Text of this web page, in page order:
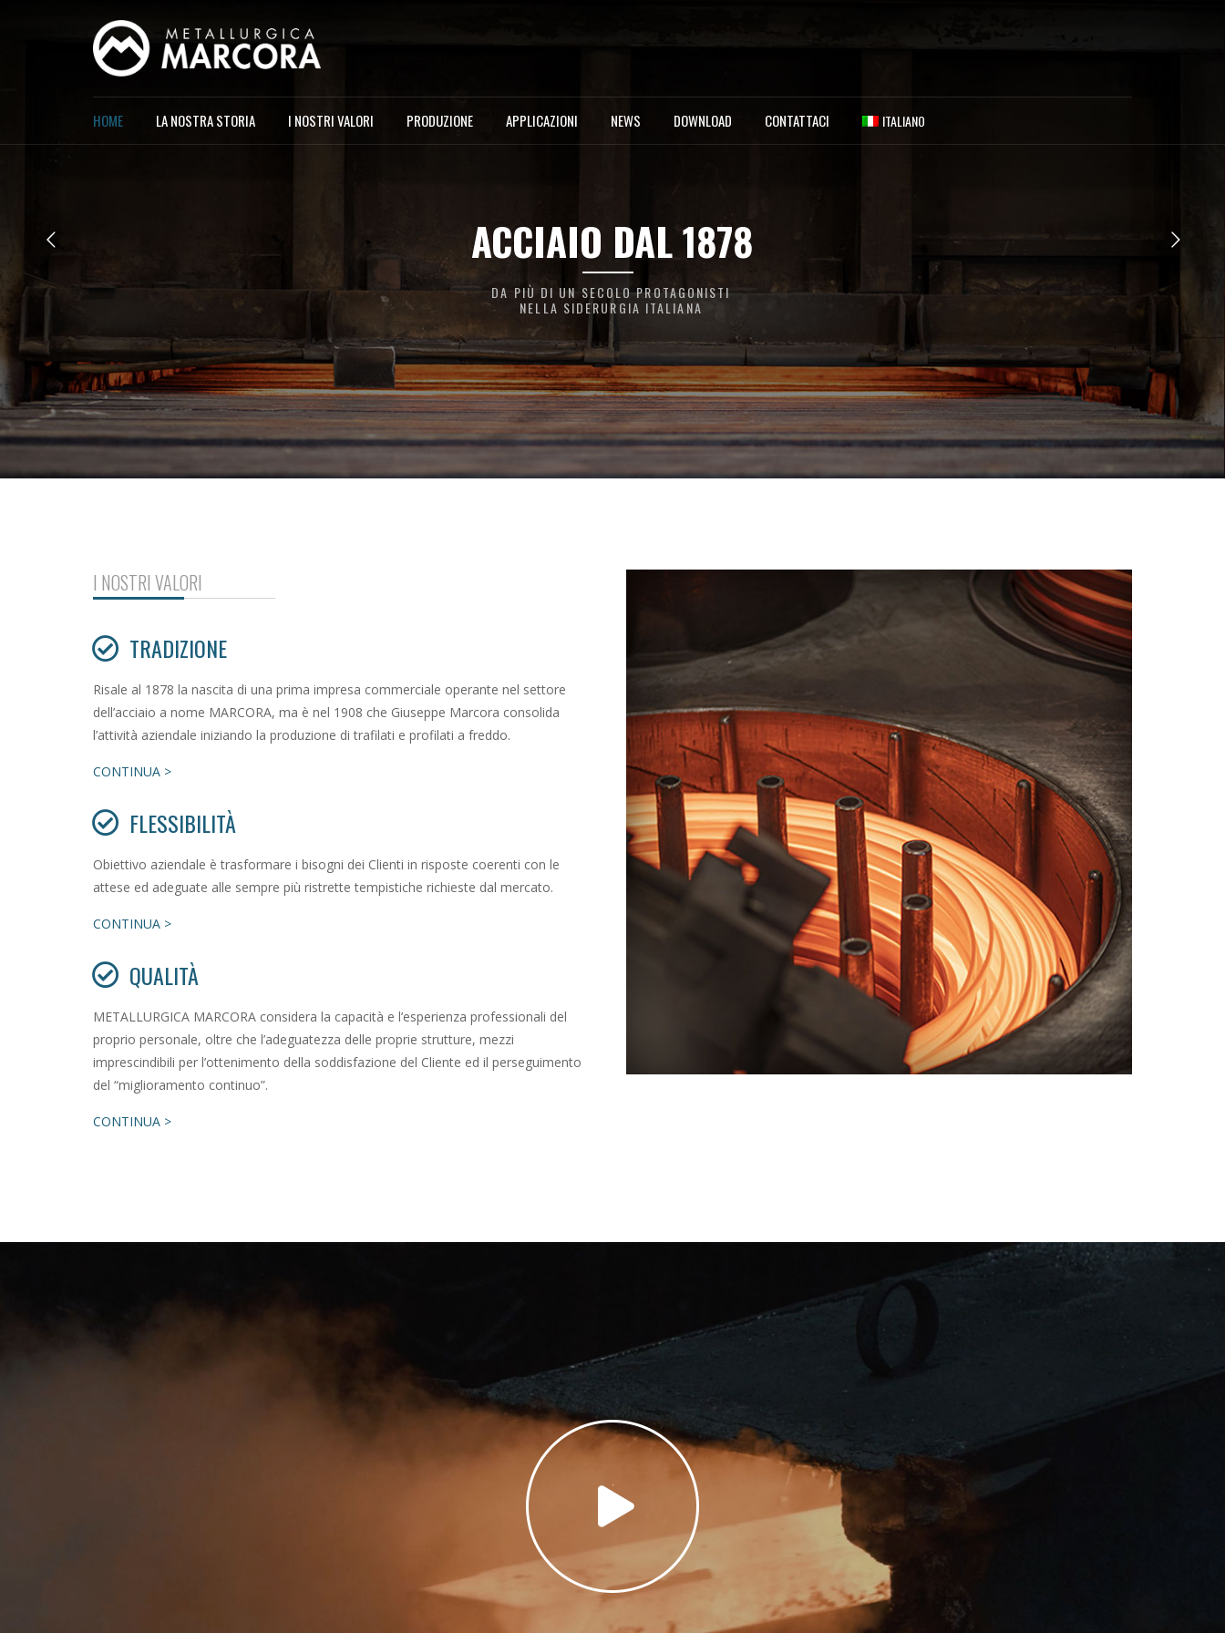
HOME LA NOSTRA STORIA I NOSTRI VALORI PRODUZIONE APPLICAZIONI NEWS DOWNLOAD CONTATTACI ITALIANO
ACCIAIO DAL 1878
DA PIÙ DI UN SECOLO PROTAGONISTI
NELLA SIDERURGIA ITALIANA
I NOSTRI VALORI
TRADIZIONE
Risale al 1878 la nascita di una prima impresa commerciale operante nel settore
dell’acciaio a nome MARCORA, ma è nel 1908 che Giuseppe Marcora consolida
l’attività aziendale iniziando la produzione di trafilati e profilati a freddo.
CONTINUA >
FLESSIBILITÀ
Obiettivo aziendale è trasformare i bisogni dei Clienti in risposte coerenti con le
attese ed adeguate alle sempre più ristrette tempistiche richieste dal mercato.
CONTINUA >
QUALITÀ
METALLURGICA MARCORA considera la capacità e l’esperienza professionali del
proprio personale, oltre che l’adeguatezza delle proprie strutture, mezzi
imprescindibili per l’ottenimento della soddisfazione del Cliente ed il perseguimento
del “miglioramento continuo”.
CONTINUA >